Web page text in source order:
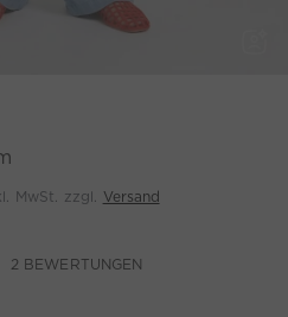
MwSt. zzgl. Versand
2 BEWERTUNGEN